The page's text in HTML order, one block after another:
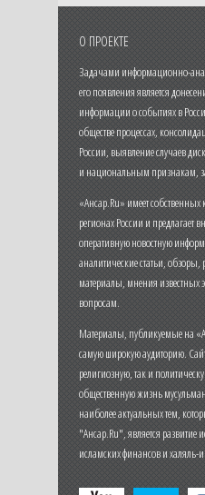
О ПРОЕКТЕ
Задачами информационно-
его появления является
информации о событиях в
обществе процессах,
России, выявление случаев
и национальным признакам,
«Ансар.Ru» имеет
регионах России и предлагает
оперативную новостную
аналитические статьи, обзоры,
материалы, мнения известных
вопросам.
Материалы, публикуемые на
самую широкую аудиторию.
религиозную, так и
общественную жизнь
наиболее актуальных тем,
"Ансар.Ru", является
исламских финансов и халяль-